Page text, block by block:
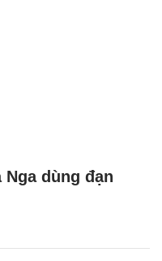
dùng đạn